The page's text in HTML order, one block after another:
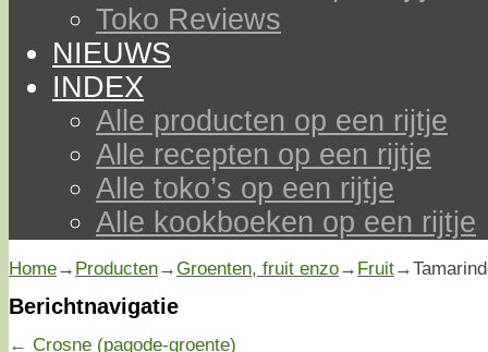
Toko Reviews
NIEUWS
INDEX
Alle producten op een rijtje
Alle recepten op een rijtje
Alle toko’s op een rijtje
Alle kookboeken op een rijtje
Home→ Producten→Groenten, fruit enzo→ Fruit→
Berichtnavigatie
← Crosne (pagode-groente)